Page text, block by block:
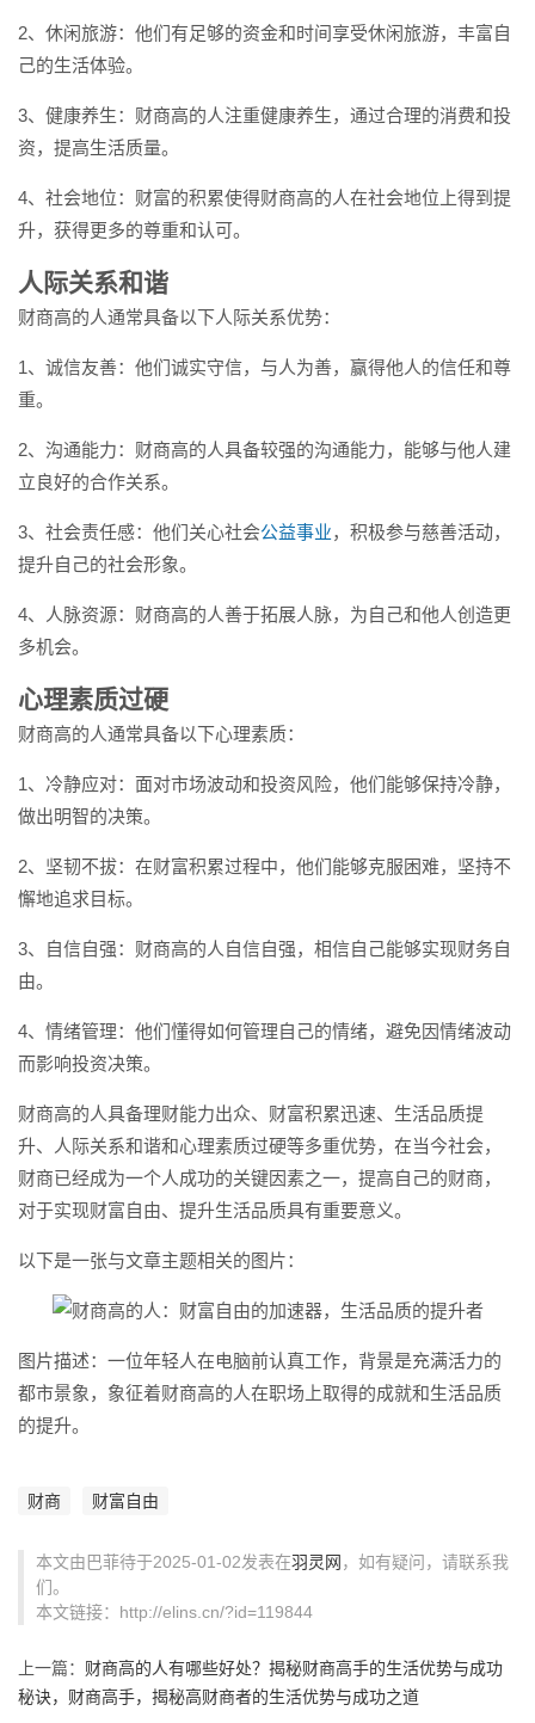
2、休闲旅游：他们有足够的资金和时间享受休闲旅游，丰富自
己的生活体验。
3、健康养生：财商高的人注重健康养生，通过合理的消费和投
资，提高生活质量。
4、社会地位：财富的积累使得财商高的人在社会地位上得到提
升，获得更多的尊重和认可。
人际关系和谐
财商高的人通常具备以下人际关系优势：
1、诚信友善：他们诚实守信，与人为善，赢得他人的信任和尊
重。
2、沟通能力：财商高的人具备较强的沟通能力，能够与他人建
立良好的合作关系。
3、社会责任感：他们关心社会公益事业，积极参与慈善活动，
提升自己的社会形象。
4、人脉资源：财商高的人善于拓展人脉，为自己和他人创造更
多机会。
心理素质过硬
财商高的人通常具备以下心理素质：
1、冷静应对：面对市场波动和投资风险，他们能够保持冷静，
做出明智的决策。
2、坚韧不拔：在财富积累过程中，他们能够克服困难，坚持不
懈地追求目标。
3、自信自强：财商高的人自信自强，相信自己能够实现财务自
由。
4、情绪管理：他们懂得如何管理自己的情绪，避免因情绪波动
而影响投资决策。
财商高的人具备理财能力出众、财富积累迅速、生活品质提
升、人际关系和谐和心理素质过硬等多重优势，在当今社会，
财商已经成为一个人成功的关键因素之一，提高自己的财商，
对于实现财富自由、提升生活品质具有重要意义。
以下是一张与文章主题相关的图片：
图片描述：一位年轻人在电脑前认真工作，背景是充满活力的
都市景象，象征着财商高的人在职场上取得的成就和生活品质
的提升。
财商 财富自由
本文由巴菲待于2025-01-02发表在羽灵网 ，如有疑问，请联系我
们。
本文链接：http://elins.cn/?id=119844
上一篇： 财商高的人有哪些好处？揭秘财商高手的生活优势与成功
秘诀，财商高手，揭秘高财商者的生活优势与成功之道